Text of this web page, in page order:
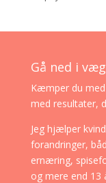
Gå ned i
Kæmper du
med resultater,
Jeg hjælper
forandringer,
ernæring,
og mere end 13